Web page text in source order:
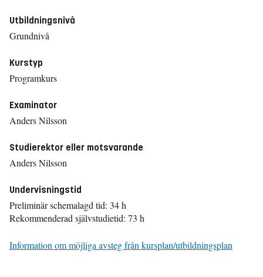
Utbildningsnivå
Grundnivå
Kurstyp
Programkurs
Examinator
Anders Nilsson
Studierektor eller motsvarande
Anders Nilsson
Undervisningstid
Preliminär schemalagd tid: 34 h
Rekommenderad självstudietid: 73 h
Information om möjliga avsteg från kursplan/utbildningsplan